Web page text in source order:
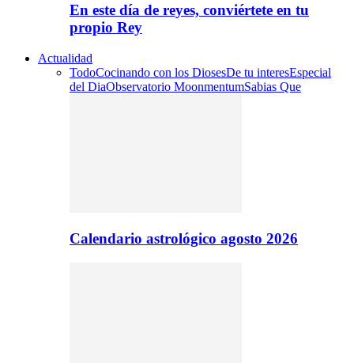
En este día de reyes, conviértete en tu
propio Rey
Actualidad
TodoCocinando con los DiosesDe tu interesEspecial
del DiaObservatorio MoonmentumSabias Que
Calendario astrológico agosto 2026